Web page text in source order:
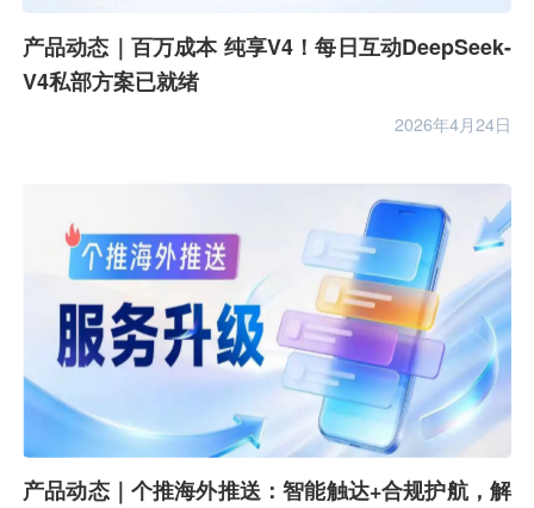
产品动态｜百万成本 纯享V4！每日互动DeepSeek-
V4私部方案已就绪
2026年4月24日
产品动态｜个推海外推送：智能触达+合规护航，解